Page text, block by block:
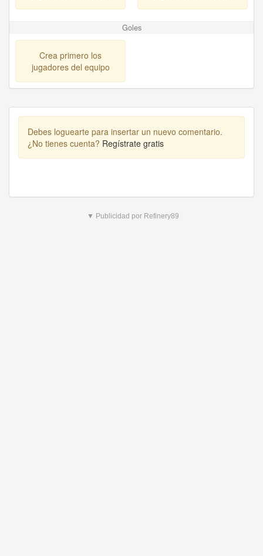
Goles
Crea primero los
jugadores del equipo
Debes loguearte para insertar un nuevo comentario.
¿No tienes cuenta? Regístrate gratis
▼ Publicidad por Refinery89